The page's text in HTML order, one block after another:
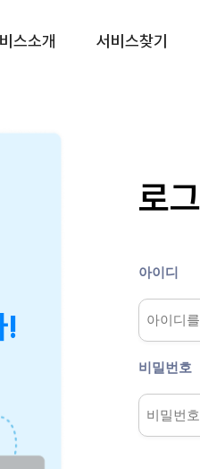
스소개 서비스찾기
!
로
아이디
비밀번호